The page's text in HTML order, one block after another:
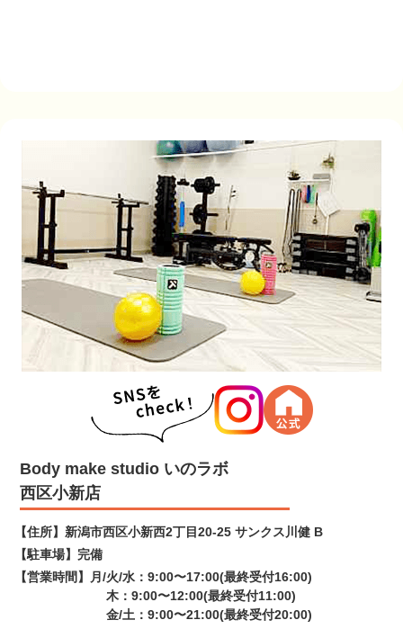
Body make studio いのラボ
西区小新店
【住所】 新潟市西区小新西2丁目20-25 サンクス川健 B
【駐車場】 完備
【営業時間】
月/火/水：9:00〜17:00(最終受付16:00)
木：9:00〜12:00(最終受付11:00)
金/土：9:00〜21:00(最終受付20:00)